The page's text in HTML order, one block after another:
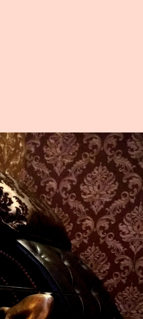
doba
Pondělí -Neděle
10-22 h